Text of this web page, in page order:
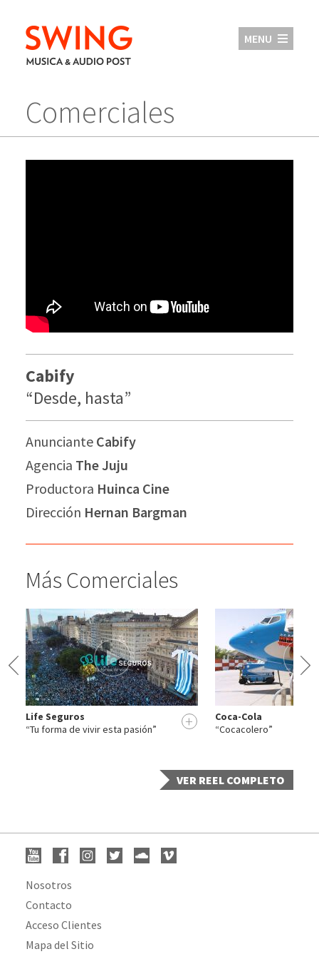
MENU
Comerciales
Cabify
“Desde, hasta”
Anunciante Cabify
Agencia The Juju
Productora Huinca Cine
Dirección Hernan Bargman
Más Comerciales
VER REEL COMPLETO
Life Seguros
“Tu forma de vivir esta pasión”
+
Coca-Cola
“Cocacolero”
Nosotros
Contacto
Acceso Clientes
Mapa del Sitio